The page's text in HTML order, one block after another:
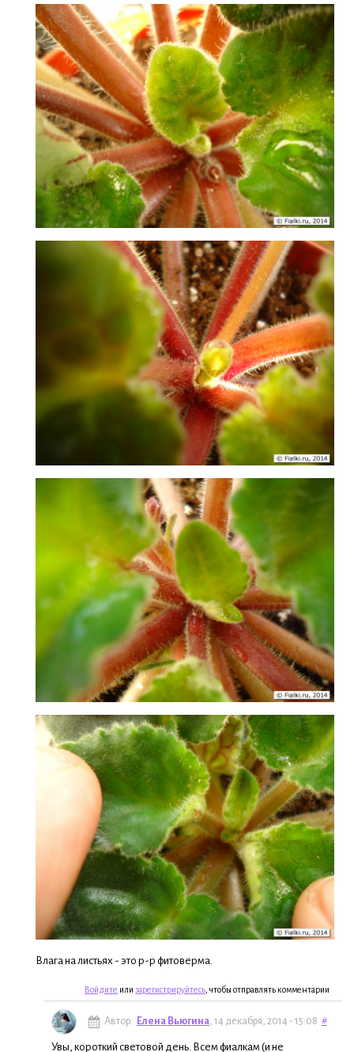
Влага на листьях - это р-р фитоверма.
Войдите или зарегистрируйтесь , чтобы отправлять комментарии
Автор: Елена Вьюгина, 14 декабря, 2014 - 15:08 #
Увы, короткий световой день. Всем фиалкам (и не